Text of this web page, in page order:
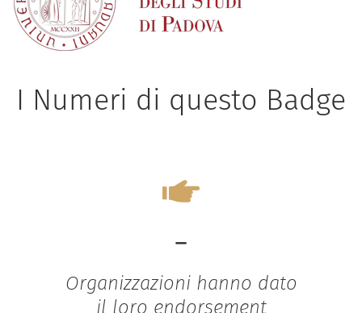
I Numeri di questo Badge
-
Organizzazioni hanno dato
il loro endorsement